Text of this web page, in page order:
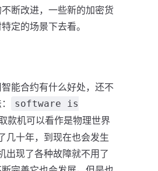
断改进，一些新的加密货
定的场景下去看。
能合约有什么好处，还不
software is
款机可以看作是物理世界
几十年，到现在也会发生
出现了各种故障就不用了